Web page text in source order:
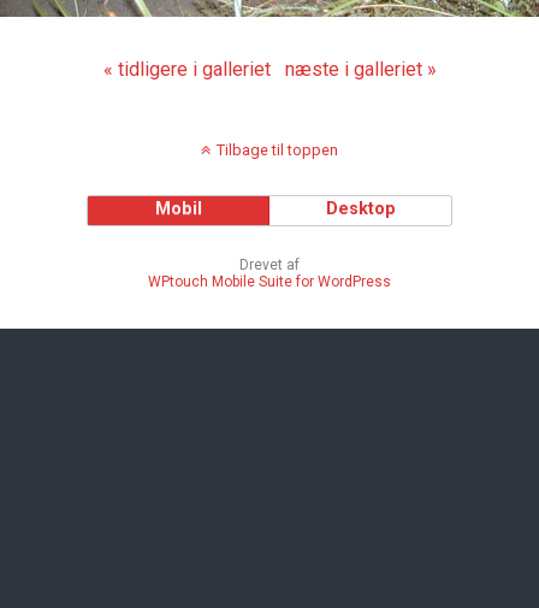
« tidligere i galleriet næste i galleriet »
Tilbage til toppen
Mobil Desktop
Drevet af
WPtouch Mobile Suite for WordPress